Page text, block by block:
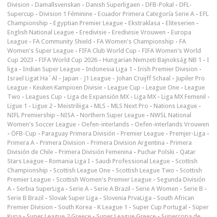
Division - Damallsvenskan - Danish Superligaen - DFB-Pokal - DFL-
Supercup - Division 1 Féminine - Ecuador Primera Categoría Serie A - EFL
Championship - Egyptian Premier League - Ekstraklasa - Eliteserien -
English National League - Eredivisie - Eredivisie Vrouwen - Europa
League - FA Community Shield - FA Women's Championship - FA
Women's Super League - FIFA Club World Cup - FIFA Women's World
Cup 2023 - FIFA World Cup 2026 - Hungarian Nemzeti Bajnokság NB 1 - I
liga - Indian Super League - Indonesia Liga 1 - Irish Premier Division -
Israel Ligat Ha`Al - Japan - J1 League - Johan Cruijff Schaal - Jupiler Pro
League - Keuken Kampioen Divisie - League Cup - League One - League
Two - Leagues Cup - Liga de Expansión MX - Liga MX - Liga MX Femenil -
Ligue 1 - Ligue 2 - Meistriliiga - MLS - MLS Next Pro - Nations League -
NIFL Premiership - NISA - Northern Super League - NWSL National
Women's Soccer League - Oefen-interlands - Oefen-interlands Vrouwen
- ÖFB-Cup - Paraguay Primera División - Premier League - Premjer-Liga -
Primera A - Primera Division - Primera Division Argentina - Primera
División de Chile - Primera División Femenina - Puchar Polski - Qatar
Stars League - Romania Liga I - Saudi Professional League - Scottish
Championship - Scottish League One - Scottish League Two - Scottish
Premier League - Scottish Women's Premier League - Segunda División
A - Serbia SuperLiga - Serie A - Serie A Brazil - Serie A Women - Serie B -
Serie B Brazil - Slovak Super Liga - Slovenia PrvaLiga - South African
Premier Division - South Korea - K League 1 - Super Cup Portugal - Süper